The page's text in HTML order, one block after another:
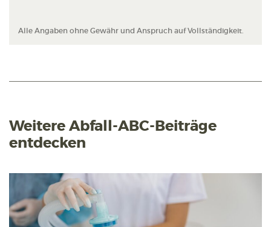
Alle Angaben ohne Gewähr und Anspruch auf Vollständigkeit.
Weitere Abfall-ABC-Beiträge
entdecken